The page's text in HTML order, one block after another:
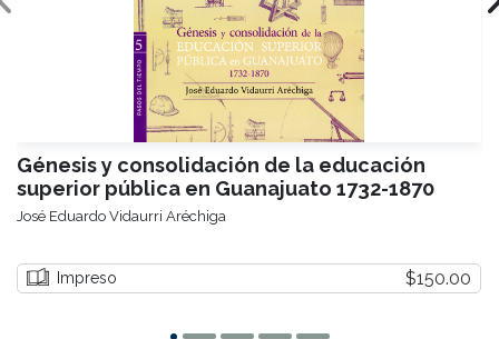
Génesis y consolidación de la educación
superior pública en Guanajuato 1732-1870
José Eduardo Vidaurri Aréchiga
Impreso $150.00